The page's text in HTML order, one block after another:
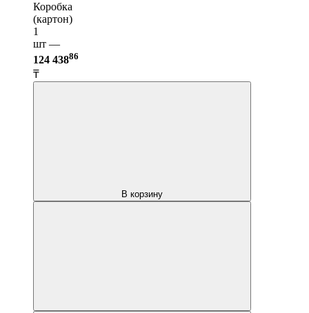
Коробка
(картон)
1
шт —
124 43886
₸
В корзину